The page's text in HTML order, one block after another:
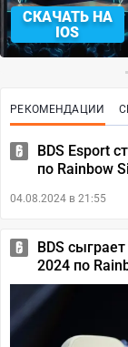
СКАЧАТЬ НА
IOS
РЕКОМЕНДАЦИИ
BDS Esport
по Rainbow
04.08.2024 в 21:55
BDS
2024 по